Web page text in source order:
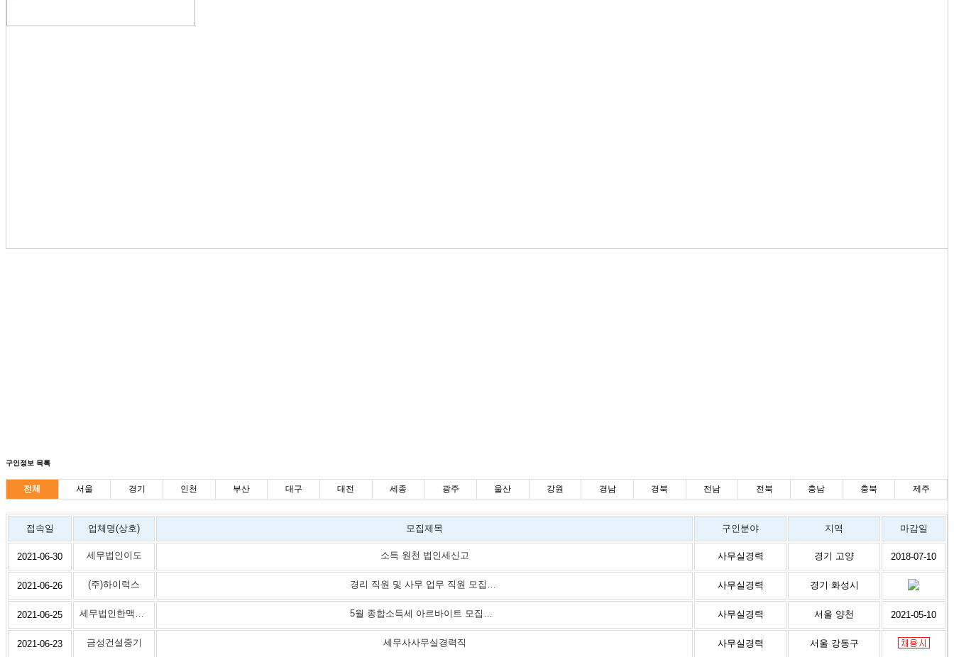
구인정보 목록
전체 서울 경기 인천 부산 대구 대전 세종 광주 울산 강원 경남 경북 전남 전북 충남 충북 제주
접속일 업체명(상호) 모집제목 구인분야 지역 마감일
2021-06-30 세무법인이도 소득 원천 법인세신고 사무실경력 경기 고양 2018-07-10
2021-06-26 (주)하이럭스 사무실경력 경기 화성시
2021-06-25 사무실경력 서울 양천 2021-05-10
2021-06-23 금성건설중기 세무사사무실경력직 사무실경력 서울 강동구